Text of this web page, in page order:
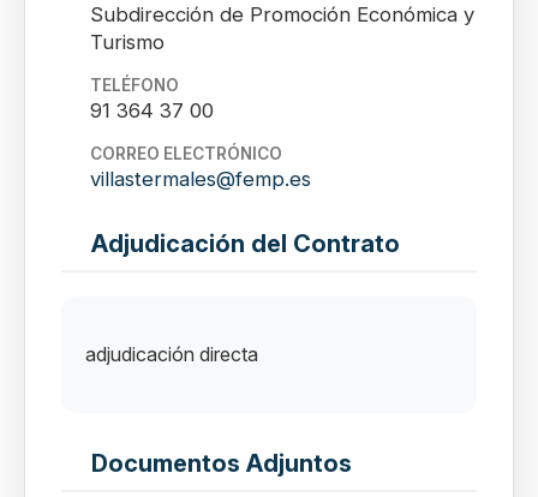
Subdirección de Promoción Económica y
Turismo
TELÉFONO
91 364 37 00
CORREO ELECTRÓNICO
villastermales@femp.es
Adjudicación del Contrato
adjudicación directa
Documentos Adjuntos